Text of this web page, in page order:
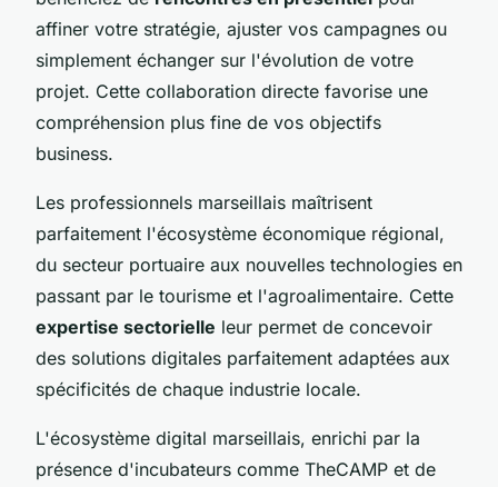
affiner votre stratégie, ajuster vos campagnes ou
simplement échanger sur l'évolution de votre
projet. Cette collaboration directe favorise une
compréhension plus fine de vos objectifs
business.
Les professionnels marseillais maîtrisent
parfaitement l'écosystème économique régional,
du secteur portuaire aux nouvelles technologies en
passant par le tourisme et l'agroalimentaire. Cette
expertise sectorielle leur permet de concevoir
des solutions digitales parfaitement adaptées aux
spécificités de chaque industrie locale.
L'écosystème digital marseillais, enrichi par la
présence d'incubateurs comme TheCAMP et de